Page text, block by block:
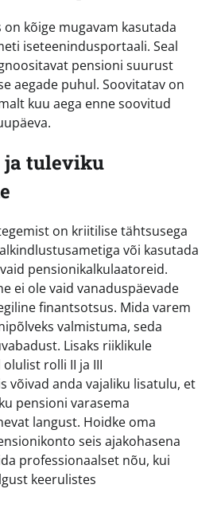
kõige mugavam kasutada
iseteenindusportaali. Seal
pensioni suurust
aegade puhul. Soovitatav on
kuu aega enne soovitud
ja tuleviku
on kriitilise tähtsusega
või kasutada
pensionikalkulaatoreid.
ei ole vaid vanaduspäevade
finantsotsus. Mida varem
valmistuma, seda
Lisaks riiklikule
rolli II ja III
võivad anda vajaliku lisatulu, et
pensioni varasema
langust. Hoidke oma
seis ajakohasena
professionaalset nõu, kui
keerulistes